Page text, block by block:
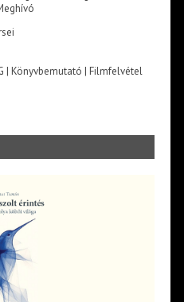
| Könyvbemutató | Filmfelvétel